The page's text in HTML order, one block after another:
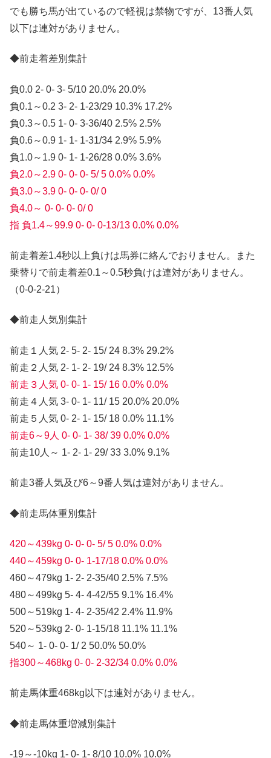
でも勝ち馬が出ているので軽視は禁物ですが、13番人気
以下は連対がありません。
◆前走着差別集計
負0.0 2- 0- 3- 5/10 20.0% 20.0%
負0.1～0.2 3- 2- 1-23/29 10.3% 17.2%
負0.3～0.5 1- 0- 3-36/40 2.5% 2.5%
負0.6～0.9 1- 1- 1-31/34 2.9% 5.9%
負1.0～1.9 0- 1- 1-26/28 0.0% 3.6%
負2.0～2.9 0- 0- 0- 5/ 5 0.0% 0.0%
負3.0～3.9 0- 0- 0- 0/ 0
負4.0～ 0- 0- 0- 0/ 0
指 負1.4～99.9 0- 0- 0-13/13 0.0% 0.0%
前走着差1.4秒以上負けは馬券に絡んでおりません。また
乗替りで前走着差0.1～0.5秒負けは連対がありません。
（0-0-2-21）
◆前走人気別集計
前走１人気 2- 5- 2- 15/ 24 8.3% 29.2%
前走２人気 2- 1- 2- 19/ 24 8.3% 12.5%
前走３人気 0- 0- 1- 15/ 16 0.0% 0.0%
前走４人気 3- 0- 1- 11/ 15 20.0% 20.0%
前走５人気 0- 2- 1- 15/ 18 0.0% 11.1%
前走6～9人 0- 0- 1- 38/ 39 0.0% 0.0%
前走10人～ 1- 2- 1- 29/ 33 3.0% 9.1%
前走3番人気及び6～9番人気は連対がありません。
◆前走馬体重別集計
420～439kg 0- 0- 0- 5/ 5 0.0% 0.0%
440～459kg 0- 0- 1-17/18 0.0% 0.0%
460～479kg 1- 2- 2-35/40 2.5% 7.5%
480～499kg 5- 4- 4-42/55 9.1% 16.4%
500～519kg 1- 4- 2-35/42 2.4% 11.9%
520～539kg 2- 0- 1-15/18 11.1% 11.1%
540～ 1- 0- 0- 1/ 2 50.0% 50.0%
指300～468kg 0- 0- 2-32/34 0.0% 0.0%
前走馬体重468kg以下は連対がありません。
◆前走馬体重増減別集計
-19～-10kg 1- 0- 1- 8/10 10.0% 10.0%